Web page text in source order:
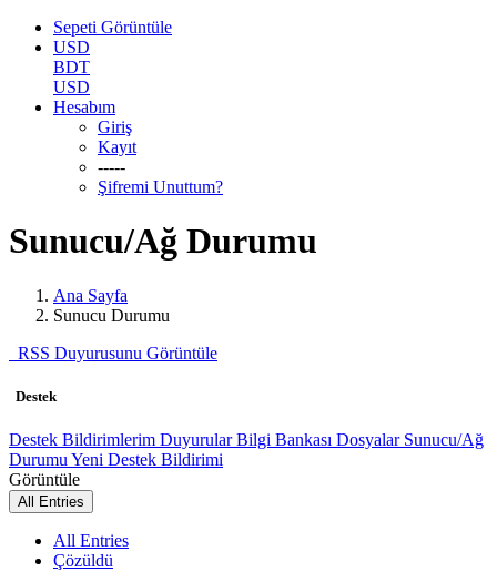
Sepeti Görüntüle
USD
BDT
USD
Hesabım
Giriş
Kayıt
-----
Şifremi Unuttum?
Sunucu/Ağ Durumu
Ana Sayfa
Sunucu Durumu
RSS Duyurusunu Görüntüle
Destek
Destek Bildirimlerim DuyurularBilgi Bankası Dosyalar Sunucu/Ağ
Durumu Yeni Destek Bildirimi
Görüntüle
All Entries
All Entries
Çözüldü